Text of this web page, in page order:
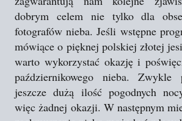
dobrym celem nie tylko dla
fotografów nieba. Jeśli wstępne
mówiące o pięknej polskiej złotej
warto wykorzystać okazję i
październikowego nieba. Zwykle
jeszcze dużą ilość pogodnych
więc żadnej okazji. W następnym